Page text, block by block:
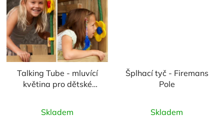
Talking Tube - mluvící
květina pro dětské
hodnocení
Skladem
Šplhací tyč - Firemans
Pole
hodnocení
Skladem